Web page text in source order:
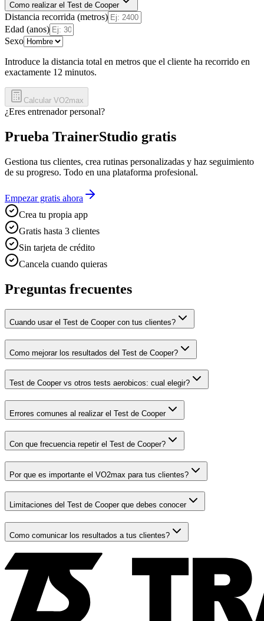
Como realizar el Test de Cooper
Distancia recorrida (metros)
Edad (anos)
Sexo
Introduce la distancia total en metros que el cliente ha recorrido en
exactamente 12 minutos.
Calcular VO2max
¿Eres entrenador personal?
Prueba TrainerStudio gratis
Gestiona tus clientes, crea rutinas personalizadas y haz seguimiento
de su progreso. Todo en una plataforma profesional.
Empezar gratis ahora
Crea tu propia app
Gratis hasta 3 clientes
Sin tarjeta de crédito
Cancela cuando quieras
Preguntas frecuentes
Cuando usar el Test de Cooper con tus clientes?
Como mejorar los resultados del Test de Cooper?
Test de Cooper vs otros tests aerobicos: cual elegir?
Errores comunes al realizar el Test de Cooper
Con que frecuencia repetir el Test de Cooper?
Por que es importante el VO2max para tus clientes?
Limitaciones del Test de Cooper que debes conocer
Como comunicar los resultados a tus clientes?